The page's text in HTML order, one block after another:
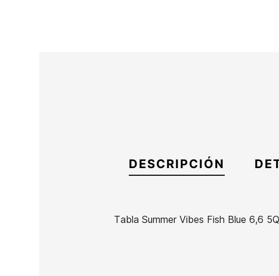
DESCRIPCIÓN
Tabla Summer Vibes Fish Blue 6,6